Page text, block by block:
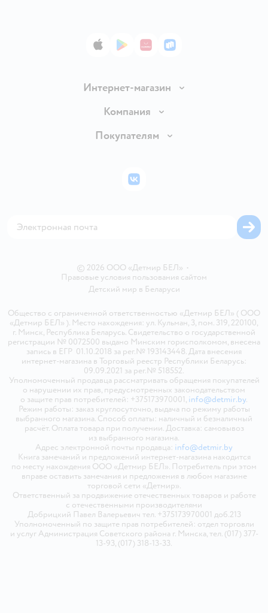
App StoreGoogle Play
AppGallery
RuStore
Интернет-магазин
Доставка и оплата
Правила продажи
Политика использования файлов cookie
Компания
Вакансии
Покупателям
Бонусные карты
© 2026 ООО «Детмир БЕЛ» •
Правовые условия пользования сайтом
Детский мир в Беларуси
Общество с ограниченной ответственностью «Детмир БЕЛ» ( ООО
«Детмир БЕЛ» ). Место нахождения: ул. Кульман, 3, пом. 319, 220100,
г. Минск, Республика Беларусь. Свидетельство о государственной
регистрации № 0072500 выдано Минским горисполкомом, внесена
запись в ЕГР 01.10.2018 за рег.№ 193143448. Дата внесения
интернет-магазина в Торговый реестр Республики Беларусь:
09.09.2021 за рег.№ 518552.
Уполномоченный продавца рассматривать обращения покупателей
о нарушении их прав, предусмотренных законодательством
о защите прав потребителей: +375173970001, info@detmir.by.
Режим работы: заказ круглосуточно, выдача по режиму работы
выбранного магазина. Способ оплаты: наличный и безналичный
расчёт. Оплата товара при получении. Доставка: самовывоз
из выбранного магазина.
Адрес электронной почты продавца: info@detmir.by
Книга замечаний и предложений интернет-магазина находится
по месту нахождения ООО «Детмир БЕЛ». Потребитель при этом
вправе оставить замечания и предложения в любом магазине
торговой сети «Детмир».
Ответственный за продвижение отечественных товаров и работе
с отечественными производителями
Добрицкий Павел Валерьевич тел. +375173970001 доб.213
Уполномоченный по защите прав потребителей: отдел торговли
и услуг Администрация Советского района г. Минска, тел. (017) 377-
13-93, (017) 318-13-33.
ВКонтакте